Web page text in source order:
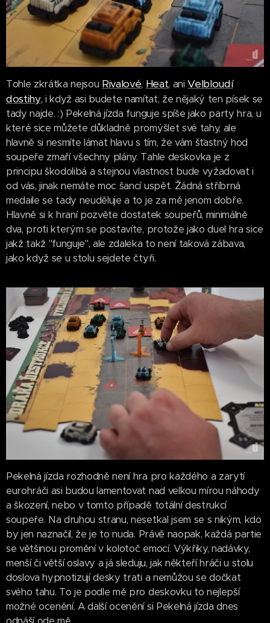
Tohle zkrátka nejsou Rivalové, Heat, aniVelbloudí
dostihy, i když asi budete namítat, že nějaký ten písek se
tady najde. :) Pekelná jízda funguje spíše jako party hra, u
které sice můžete důkladně promýšlet své tahy, ale
hlavně si nesmíte lámat hlavu s tím, že vám šťastný hod
soupeře zmaří všechny plány. Tahle deskovka je z
principu škodolibá a stejnou vlastnost bude vyžadovat i
od vás, jinak nemáte moc šancí uspět. Žádná stříbrná
medaile se tady neuděluje a to je za mě jenom dobře.
Hlavně si k hraní pozvěte dostatek soupeřů, minimálně
dva, proti kterým se postavíte, protože jako duel hra sice
jakž takž "funguje", ale zdaleka to není taková zábava,
jako když se u stolu sejdete čtyři.
Pekelná jízda rozhodně není hra pro každého a zarytí
eurohráči asi budou lamentovat nad velkou mírou náhody
a škození, nebo v tomto případě totální destrukcí
soupeře. Na druhou stranu, nesetkal jsem se s nikým, kdo
by jen naznačil, že je to nuda. Právě naopak, každá partie
se většinou promění v kolotoč emocí. Výkřiky, nadávky,
menší či větší oslavy a já sleduju, jak někteří hráči u stolu
doslova hypnotizují desky trati a nemůžou se dočkat
svého tahu. To je podle mě pro deskovku to nejlepší
možné ocenění. A další ocenění si Pekelná jízda dnes